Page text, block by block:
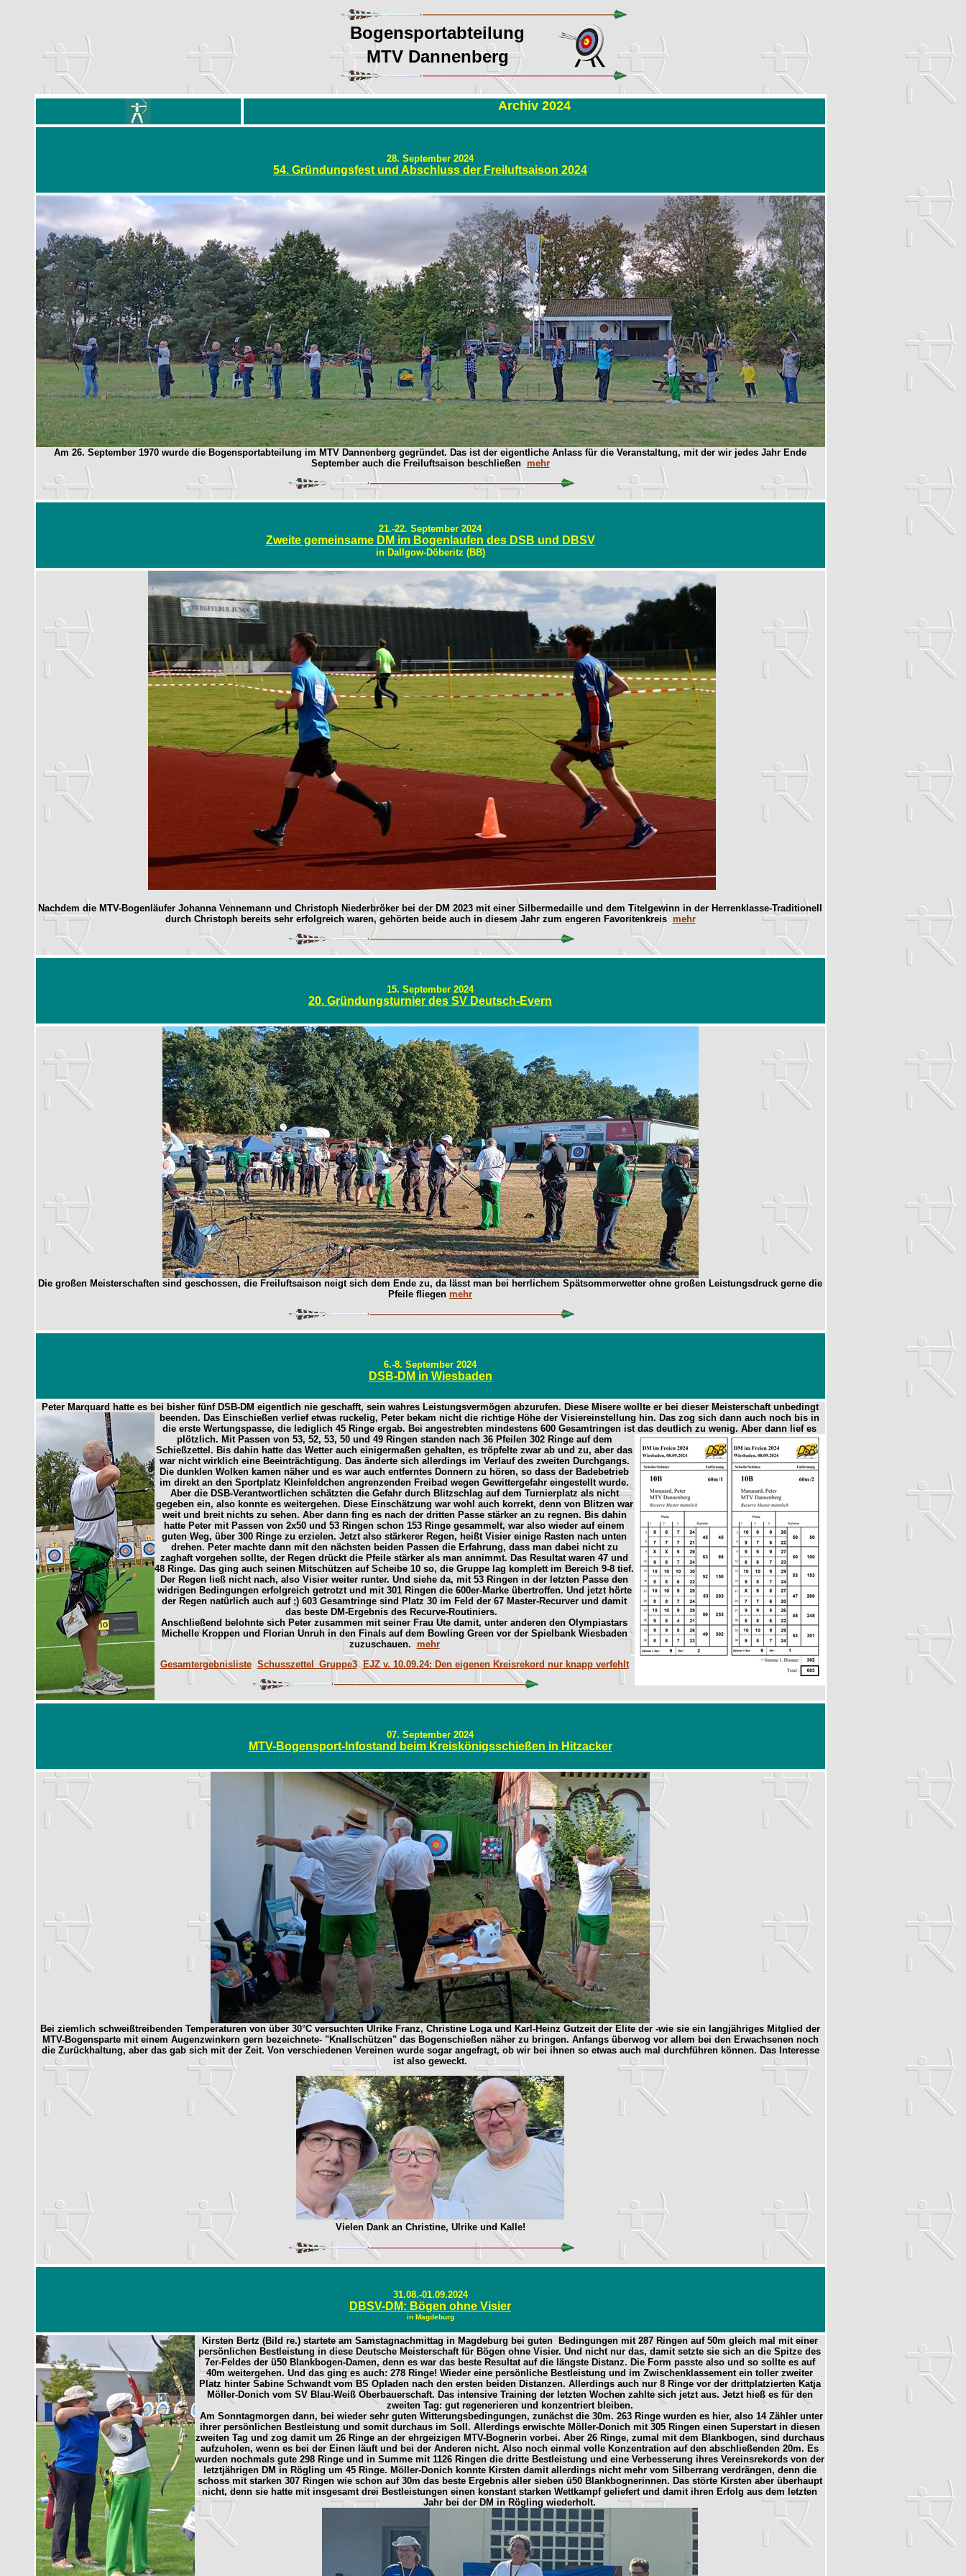
Bogensportabteilung
MTV Dannenberg
Archiv 2024
28. September 2024
54. Gründungsfest und Abschluss der Freiluftsaison 2024
Am 26. September 1970 wurde die Bogensportabteilung im MTV Dannenberg gegründet. Das ist der eigentliche Anlass für die Veranstaltung, mit der wir jedes Jahr Ende
September auch die Freiluftsaison beschließen mehr
21.-22. September 2024
Zweite gemeinsame DM im Bogenlaufen des DSB und DBSV
in Dallgow-Döberitz (BB)
Nachdem die MTV-Bogenläufer Johanna Vennemann und Christoph Niederbröker bei der DM 2023 mit einer Silbermedaille und dem Titelgewinn in der Herrenklasse-Traditionell
durch Christoph bereits sehr erfolgreich waren, gehörten beide auch in diesem Jahr zum engeren Favoritenkreis mehr
15. September 2024
20. Gründungsturnier des SV Deutsch-Evern
Die großen Meisterschaften sind geschossen, die Freiluftsaison neigt sich dem Ende zu, da lässt man bei herrlichem Spätsommerwetter ohne großen Leistungsdruck gerne die
Pfeile fliegen mehr
6.-8. September 2024
DSB-DM in Wiesbaden
Peter Marquard hatte es bei bisher fünf DSB-DM eigentlich nie geschafft, sein wahres Leistungsvermögen abzurufen. Diese Misere wollte er bei dieser Meisterschaft unbedingt
beenden. Das Einschießen verlief etwas ruckelig, Peter bekam nicht die richtige Höhe der Visiereinstellung hin. Das zog sich dann auch noch bis in
die erste Wertungspasse, die lediglich 45 Ringe ergab. Bei angestrebten mindestens 600 Gesamtringen ist das deutlich zu wenig. Aber dann lief es
plötzlich. Mit Passen von 53, 52, 53, 50 und 49 Ringen standen nach 36 Pfeilen 302 Ringe auf dem
Schießzettel. Bis dahin hatte das Wetter auch einigermaßen gehalten, es tröpfelte zwar ab und zu, aber das
war nicht wirklich eine Beeinträchtigung. Das änderte sich allerdings im Verlauf des zweiten Durchgangs.
Die dunklen Wolken kamen näher und es war auch entferntes Donnern zu hören, so dass der Badebetrieb
im direkt an den Sportplatz Kleinfeldchen angrenzenden Freibad wegen Gewittergefahr eingestellt wurde.
Aber die DSB-Verantwortlichen schätzten die Gefahr durch Blitzschlag auf dem Turnierplatz als nicht
gegeben ein, also konnte es weitergehen. Diese Einschätzung war wohl auch korrekt, denn von Blitzen war
weit und breit nichts zu sehen. Aber dann fing es nach der dritten Passe stärker an zu regnen. Bis dahin
hatte Peter mit Passen von 2x50 und 53 Ringen schon 153 Ringe gesammelt, war also wieder auf einem
guten Weg, über 300 Ringe zu erzielen. Jetzt also stärkerer Regen, heißt Visier einige Rasten nach unten
drehen. Peter machte dann mit den nächsten beiden Passen die Erfahrung, dass man dabei nicht zu
zaghaft vorgehen sollte, der Regen drückt die Pfeile stärker als man annimmt. Das Resultat waren 47 und
48 Ringe. Das ging auch seinen Mitschützen auf Scheibe 10 so, die Gruppe lag komplett im Bereich 9-8 tief.
Der Regen ließ nicht nach, also Visier weiter runter. Und siehe da, mit 53 Ringen in der letzten Passe den
widrigen Bedingungen erfolgreich getrotzt und mit 301 Ringen die 600er-Marke übertroffen. Und jetzt hörte
der Regen natürlich auch auf ;) 603 Gesamtringe sind Platz 30 im Feld der 67 Master-Recurver und damit
das beste DM-Ergebnis des Recurve-Routiniers.
Anschließend belohnte sich Peter zusammen mit seiner Frau Ute damit, unter anderen den Olympiastars
Michelle Kroppen und Florian Unruh in den Finals auf dem Bowling Green vor der Spielbank Wiesbaden
zuzuschauen. mehr
Gesamtergebnisliste Schusszettel_Gruppe3 EJZ v. 10.09.24: Den eigenen Kreisrekord nur knapp verfehlt
07. September 2024
MTV-Bogensport-Infostand beim Kreiskönigsschießen in Hitzacker
Bei ziemlich schweißtreibenden Temperaturen von über 30°C versuchten Ulrike Franz, Christine Loga und Karl-Heinz Gutzeit der Elite der -wie sie ein langjähriges Mitglied der
MTV-Bogensparte mit einem Augenzwinkern gern bezeichnete- "Knallschützen" das Bogenschießen näher zu bringen. Anfangs überwog vor allem bei den Erwachsenen noch
die Zurückhaltung, aber das gab sich mit der Zeit. Von verschiedenen Vereinen wurde sogar angefragt, ob wir bei ihnen so etwas auch mal durchführen können. Das Interesse
ist also geweckt.
Vielen Dank an Christine, Ulrike und Kalle!
31.08.-01.09.2024
DBSV-DM: Bögen ohne Visier
in Magdeburg
Kirsten Bertz (Bild re.) startete am Samstagnachmittag in Magdeburg bei guten Bedingungen mit 287 Ringen auf 50m gleich mal mit einer
persönlichen Bestleistung in diese Deutsche Meisterschaft für Bögen ohne Visier. Und nicht nur das, damit setzte sie sich an die Spitze des
7er-Feldes der ü50 Blankbogen-Damen, denn es war das beste Resultat auf die längste Distanz. Die Form passte also und so sollte es auf
40m weitergehen. Und das ging es auch: 278 Ringe! Wieder eine persönliche Bestleistung und im Zwischenklassement ein toller zweiter
Platz hinter Sabine Schwandt vom BS Opladen nach den ersten beiden Distanzen. Allerdings auch nur 8 Ringe vor der drittplatzierten Katja
Möller-Donich vom SV Blau-Weiß Oberbauerschaft. Das intensive Training der letzten Wochen zahlte sich jetzt aus. Jetzt hieß es für den
zweiten Tag: gut regenerieren und konzentriert bleiben.
Am Sonntagmorgen dann, bei wieder sehr guten Witterungsbedingungen, zunächst die 30m. 263 Ringe wurden es hier, also 14 Zähler unter
ihrer persönlichen Bestleistung und somit durchaus im Soll. Allerdings erwischte Möller-Donich mit 305 Ringen einen Superstart in diesen
zweiten Tag und zog damit um 26 Ringe an der ehrgeizigen MTV-Bognerin vorbei. Aber 26 Ringe, zumal mit dem Blankbogen, sind durchaus
aufzuholen, wenn es bei der Einen läuft und bei der Anderen nicht. Also noch einmal volle Konzentration auf den abschließenden 20m. Es
wurden nochmals gute 298 Ringe und in Summe mit 1126 Ringen die dritte Bestleistung und eine Verbesserung ihres Vereinsrekords von der
letztjährigen DM in Rögling um 45 Ringe. Möller-Donich konnte Kirsten damit allerdings nicht mehr vom Silberrang verdrängen, denn die
schoss mit starken 307 Ringen wie schon auf 30m das beste Ergebnis aller sieben ü50 Blankbognerinnen. Das störte Kirsten aber überhaupt
nicht, denn sie hatte mit insgesamt drei Bestleistungen einen konstant starken Wettkampf geliefert und damit ihren Erfolg aus dem letzten
Jahr bei der DM in Rögling wiederholt.